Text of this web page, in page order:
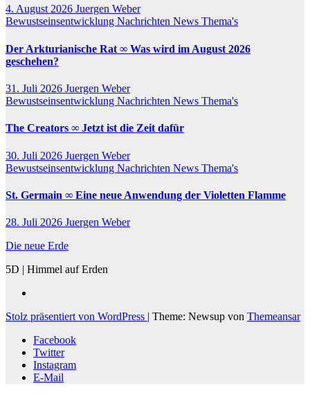
4. August 2026 Juergen Weber
Bewustseinsentwicklung Nachrichten News Thema's
Der Arkturianische Rat ∞ Was wird im August 2026
geschehen?
31. Juli 2026 Juergen Weber
Bewustseinsentwicklung Nachrichten News Thema's
The Creators ∞ Jetzt ist die Zeit dafür
30. Juli 2026 Juergen Weber
Bewustseinsentwicklung Nachrichten News Thema's
St. Germain ∞ Eine neue Anwendung der Violetten Flamme
28. Juli 2026 Juergen Weber
Die neue Erde
5D | Himmel auf Erden
Stolz präsentiert von WordPress | Theme: Newsup von Themeansar
Facebook
Twitter
Instagram
E-Mail